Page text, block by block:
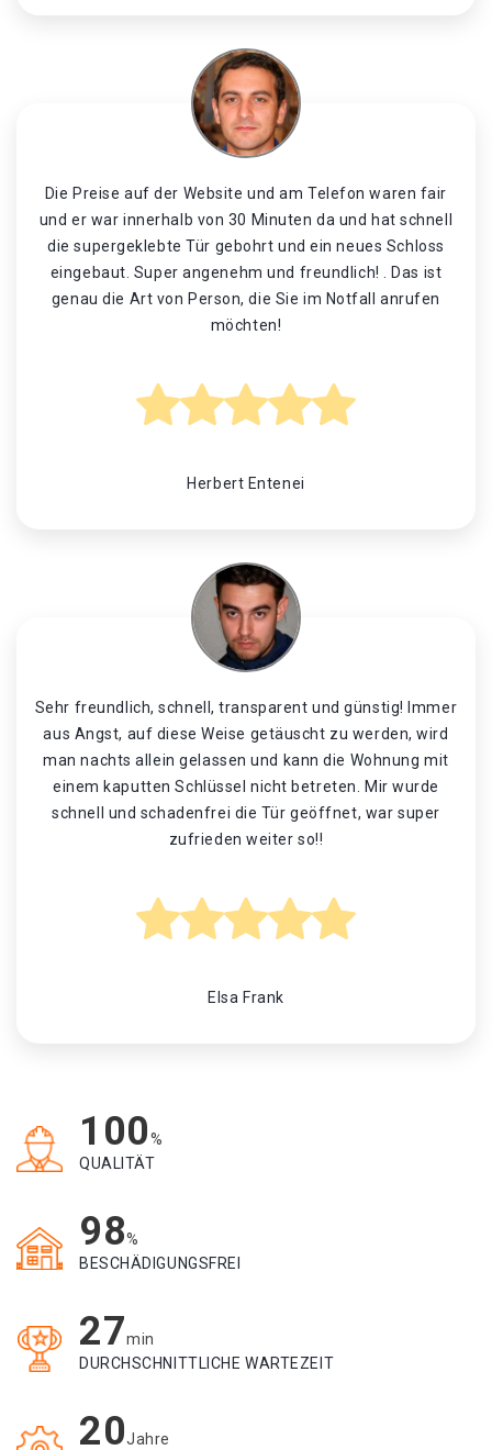
Die Preise auf der Website und am Telefon waren fair
und er war innerhalb von 30 Minuten da und hat schnell
die supergeklebte Tür gebohrt und ein neues Schloss
eingebaut. Super angenehm und freundlich! . Das ist
genau die Art von Person, die Sie im Notfall anrufen
möchten!
Herbert Entenei
Sehr freundlich, schnell, transparent und günstig! Immer
aus Angst, auf diese Weise getäuscht zu werden, wird
man nachts allein gelassen und kann die Wohnung mit
einem kaputten Schlüssel nicht betreten. Mir wurde
schnell und schadenfrei die Tür geöffnet, war super
zufrieden weiter so!!
Elsa Frank
100%
QUALITÄT
98%
BESCHÄDIGUNGSFREI
27min
DURCHSCHNITTLICHE WARTEZEIT
20Jahre